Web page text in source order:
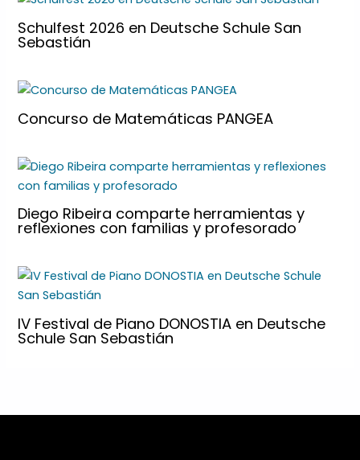
Schulfest 2026 en Deutsche Schule San
Sebastián
Concurso de Matemáticas PANGEA
Diego Ribeira comparte herramientas y
reflexiones con familias y profesorado
IV Festival de Piano DONOSTIA en Deutsche
Schule San Sebastián